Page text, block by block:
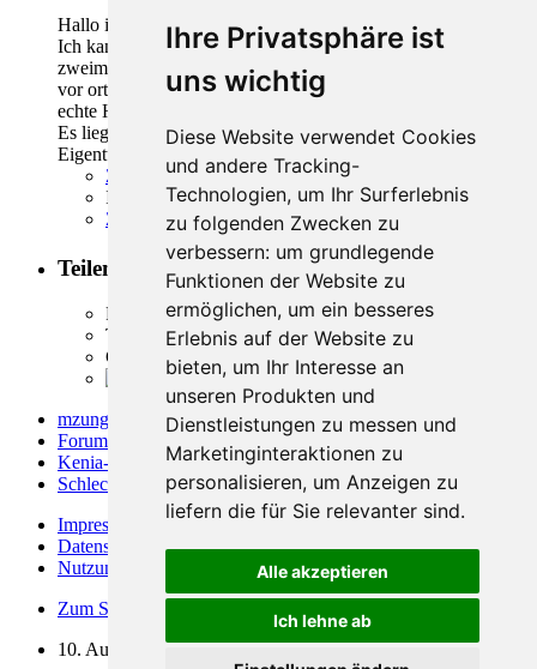
Ihre Privatsphäre ist
uns wichtig
Diese Website verwendet Cookies
und andere Tracking-
Technologien, um Ihr Surferlebnis
zu folgenden Zwecken zu
verbessern: um grundlegende
Funktionen der Website zu
ermöglichen, um ein besseres
Erlebnis auf der Website zu
bieten, um Ihr Interesse an
unseren Produkten und
Dienstleistungen zu messen und
Marketinginteraktionen zu
personalisieren, um Anzeigen zu
liefern die für Sie relevanter sind.
Alle akzeptieren
Ich lehne ab
Hallo ich habe hier beiläufig zum Thema gelesen.
Ich kann nur sagen das ich in den letzten Jahren bereits
zweimal im Hotel bestohlen wurde und mir weder die polizei
vor ort in Mombasa noch in der CID-Zentrale in Nairobi
echte Hilfe geboten wurde.
Es liegt eben an einem selbst und man muss besser auf sein
Eigentum achten...auch in der schönsten Zeit des Jahres
Zitieren
Inhalt melden
Zum Seitenanfang
Teilen
Facebook
Twitter
Google Plus
Reddit
mzungu.info
»
Forum
Kenia-Forum
»
Schlechte Erlebnisse in Kenia »
Impressum
Datenschutzerklärung
Nutzungsbedingungen
Zum Seitenanfang
10. August 2026, 05:32